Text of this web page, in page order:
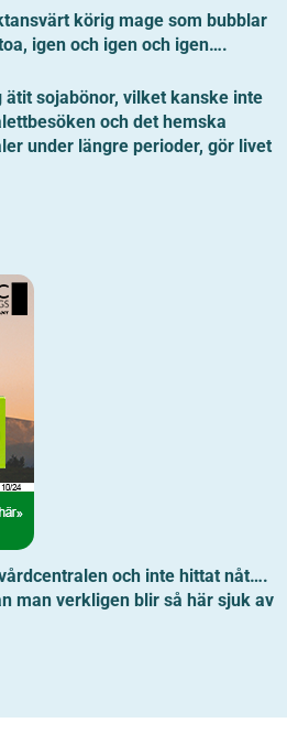
körig mage som bubblar
igen och igen och igen….
sojabönor, vilket kanske inte
och det hemska
under längre perioder, gör livet
och inte hittat nåt….
man verkligen blir så här sjuk av